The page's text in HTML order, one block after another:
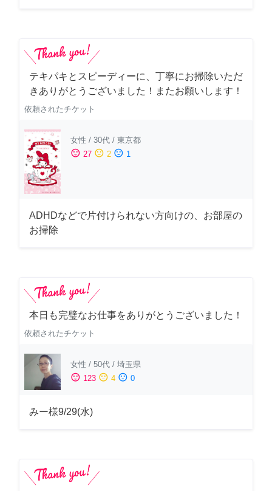
テキパキとスピーディーに、丁寧にお掃除いただ
きありがとうございました！またお願いします！
依頼されたチケット
女性 / 30代 / 東京都
sentiment_satisfied 27 sentiment_neutral 2 sentiment_dissatisfied 1
ADHDなどで片付けられない方向けの、お部屋の
お掃除
本日も完璧なお仕事をありがとうございました！
依頼されたチケット
女性 / 50代 / 埼玉県
sentiment_satisfied 123 sentiment_neutral 4 sentiment_dissatisfied 0
みー様9/29(水)